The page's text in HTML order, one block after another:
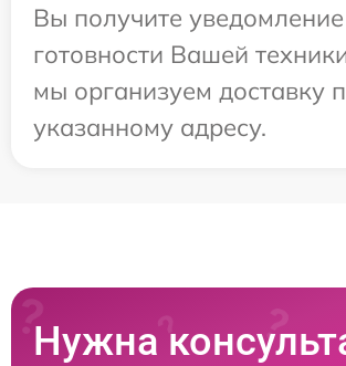
Вы получите
готовности Вашей
мы организуем доставку
указанному адресу.
Нужна